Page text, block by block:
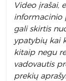
Video įrašai,
informacinio
gali skirtis
ypatybių kai
kitaip negu
vadovautis
prekių